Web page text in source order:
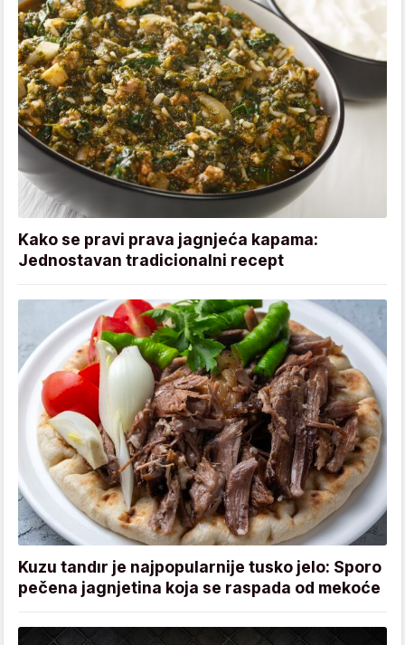
Kako se pravi prava jagnjeća kapama:
Jednostavan tradicionalni recept
Kuzu tandır je najpopularnije tusko jelo: Sporo
pečena jagnjetina koja se raspada od mekoće